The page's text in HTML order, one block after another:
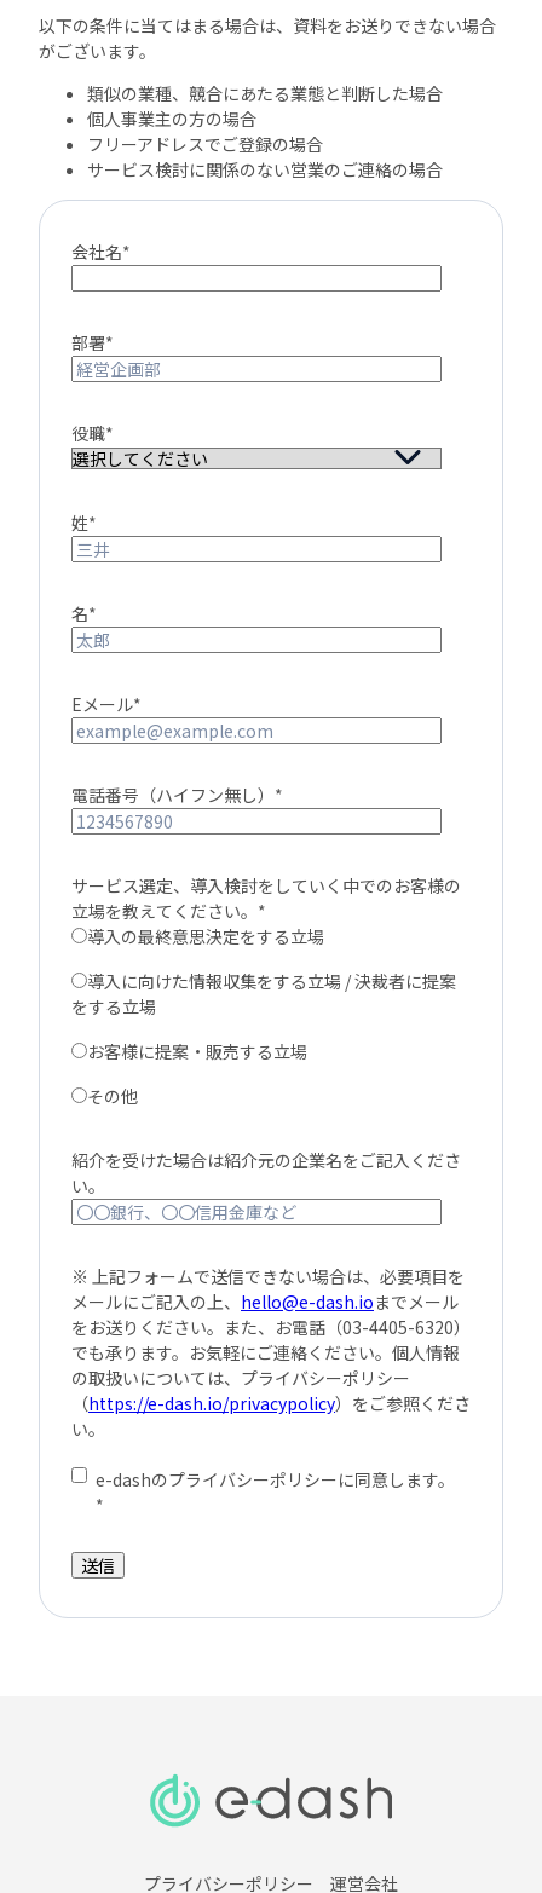
以下の条件に当てはまる場合は、資料をお送りできない場合
がございます。
類似の業種、競合にあたる業態と判断した場合
個人事業主の方の場合
フリーアドレスでご登録の場合
サービス検討に関係のない営業のご連絡の場合
会社名*
部署*
役職*
姓*
名*
Eメール*
電話番号（ハイフン無し） *
サービス選定、導入検討をしていく中でのお客様の
立場を教えてください。 *
導入の最終意思決定をする立場
導入に向けた情報収集をする立場 / 決裁者に提案
をする立場
お客様に提案・販売する立場
その他
紹介を受けた場合は紹介元の企業名をご記入くださ
い。
※ 上記フォームで送信できない場合は、必要項目を
メールにご記入の上、 hello@e-dash.ioまでメール
をお送りください。また、お電話（03-4405-6320）
でも承ります。お気軽にご連絡ください。個人情報
の取扱いについては、プライバシーポリシー
（https://e-dash.io/privacypolicy）をご参照くださ
い。
e-dashのプライバシーポリシーに同意します。
*
プライバシーポリシー 運営会社